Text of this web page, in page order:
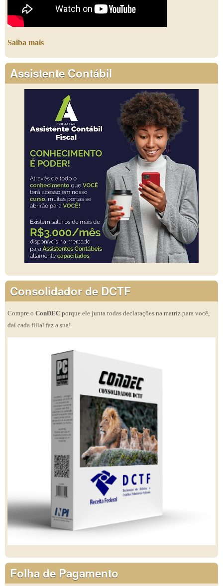
Saiba mais
Assistente Contábil
Consolidador de DCTF
Compre o ConDEC porque ele junta todas declarações na matriz para você,
daí cada filial faz a sua!
Folha de Pagamento